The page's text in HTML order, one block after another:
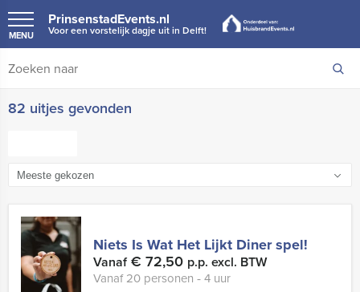
PrinsenstadEvents.nl
Voor een vorstelijk dagje uit in Delft!
MENU
82 uitjes gevonden
Niets Is Wat Het Lijkt Diner spel!
Vanaf€ 72,50 p.p. excl. BTW
Vanaf 20 personen ‐ 4 uur